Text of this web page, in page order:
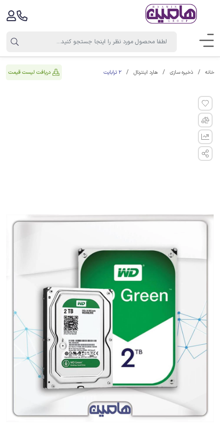
خانه ذخیره سازی هارد اینترنال 2 ترابایت دریافت لیست قیمت